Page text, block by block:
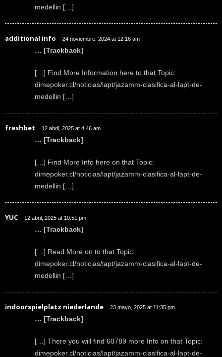
medellin […]
additional info 24 noviembre, 2024 at 12:16 am
… [Trackback]
[…] Find More Information here to that Topic:
dimepoker.cl/noticias/lapt/jazamm-clasifica-al-lapt-de-
medellin […]
freshbet 12 abril, 2025 at 4:46 am
… [Trackback]
[…] Find More Info here on that Topic:
dimepoker.cl/noticias/lapt/jazamm-clasifica-al-lapt-de-
medellin […]
YUC 12 abril, 2025 at 10:51 pm
… [Trackback]
[…] Read More on to that Topic:
dimepoker.cl/noticias/lapt/jazamm-clasifica-al-lapt-de-
medellin […]
indoorspielplatz niederlande 23 mayo, 2025 at 11:35 pm
… [Trackback]
[…] There you will find 60789 more Info on that Topic:
dimepoker.cl/noticias/lapt/jazamm-clasifica-al-lapt-de-